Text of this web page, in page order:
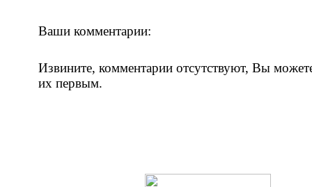
Ваши комментарии:
Извините, комментарии отсутствуют, Вы
их первым.